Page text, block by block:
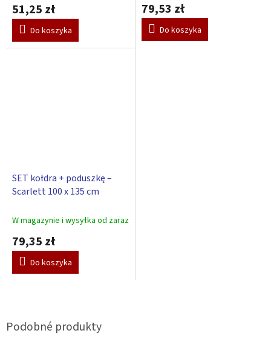
51,25 zł
Do koszyka
79,53 zł
Do koszyka
SET kołdra + poduszkę –
Scarlett 100 x 135 cm
W magazynie i wysyłka od zaraz
79,35 zł
Do koszyka